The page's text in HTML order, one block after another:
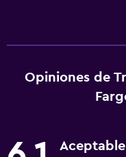
Opiniones de
Aceptable